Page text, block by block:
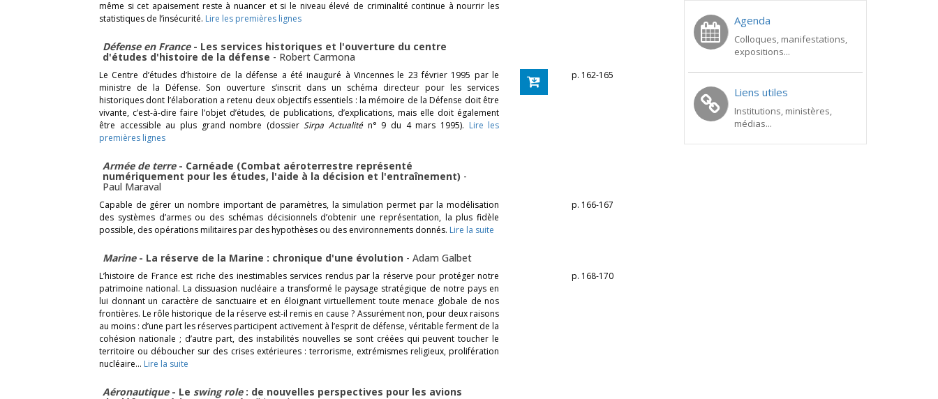
même si cet apaisement reste à nuancer et si le niveau élevé de criminalité continue à nourrir les
statistiques de l’insécurité. Lire les premières lignes
Défense en France- Les services historiques et l'ouverture du centre
d'études d'histoire de la défense - Robert Carmona
Le Centre d’études d’histoire de la défense a été inauguré à Vincennes le 23 février 1995 par le
ministre de la Défense. Son ouverture s’inscrit dans un schéma directeur pour les services
historiques dont l’élaboration a retenu deux objectifs essentiels : la mémoire de la Défense doit être
vivante, c’est-à-dire faire l’objet d’études, de publications, d’explications, mais elle doit également
être accessible au plus grand nombre (dossierSirpa Actualité n° 9 du 4 mars 1995). Lire les
premières lignes
p. 162-165
Armée de terre- Carnéade (Combat aéroterrestre représenté
numériquement pour les études, l'aide à la décision et l'entraînement) -
Paul Maraval
Capable de gérer un nombre important de paramètres, la simulation permet par la modélisation
des systèmes d’armes ou des schémas décisionnels d’obtenir une représentation, la plus fidèle
possible, des opérations militaires par des hypothèses ou des environnements donnés. Lire la suite
p. 166-167
Marine - La réserve de la Marine : chronique d'une évolution - Adam Galbet
L’histoire de France est riche des inestimables services rendus par la réserve pour protéger notre
patrimoine national. La dissuasion nucléaire a transformé le paysage stratégique de notre pays en
lui donnant un caractère de sanctuaire et en éloignant virtuellement toute menace globale de nos
frontières. Le rôle historique de la réserve est-il remis en cause ? Assurément non, pour deux raisons
au moins : d’une part les réserves participent activement à l’esprit de défense, véritable ferment de la
cohésion nationale ; d’autre part, des instabilités nouvelles se sont créées qui peuvent toucher le
territoire ou déboucher sur des crises extérieures : terrorisme, extrémismes religieux, prolifération
nucléaire… Lire la suite
p. 168-170
Aéronautique - Le swing role : de nouvelles perspectives pour les avions
Agenda
Colloques, manifestations,
expositions...
Liens utiles
Institutions, ministères,
médias...